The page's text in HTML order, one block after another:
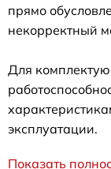
прямо
некорректный
Для
эксплуатации.
Показать